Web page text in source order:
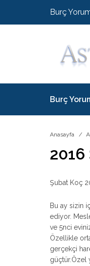
Burç
Burç
Anasayfa
2016
Şubat Koç
Bu ay sizin
ediyor.
ve 5nci
Özellikle
gerçekçi
güçtür.Özel